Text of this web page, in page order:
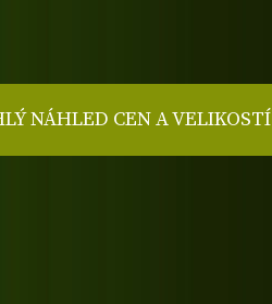
NÁHLED CEN A VELIKOSTÍ